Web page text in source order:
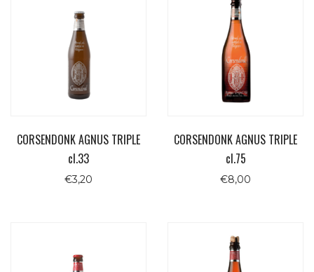
CORSENDONK AGNUS TRIPLE
cl.33
€3,20
CORSENDONK AGNUS TRIPLE
cl.75
€8,00